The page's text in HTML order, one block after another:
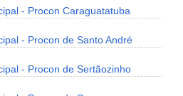
- Procon Caraguatatuba
- Procon de Santo André
- Procon de Sertãozinho